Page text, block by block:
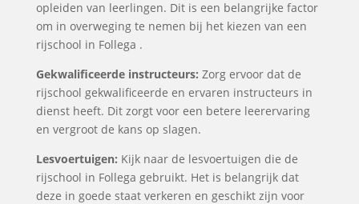
opleiden van leerlingen. Dit is een belangrijke factor
om in overweging te nemen bij het kiezen van een
rijschool in Follega .
Gekwalificeerde instructeurs: Zorg ervoor dat de
rijschool gekwalificeerde en ervaren instructeurs in
dienst heeft. Dit zorgt voor een betere leerervaring
en vergroot de kans op slagen.
Lesvoertuigen: Kijk naar de lesvoertuigen die de
rijschool in Follega gebruikt. Het is belangrijk dat
deze in goede staat verkeren en geschikt zijn voor